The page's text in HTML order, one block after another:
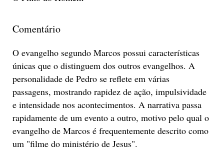
Comentário
O evangelho segundo Marcos possui características
únicas que o distinguem dos outros evangelhos. A
personalidade de Pedro se reflete em várias
passagens, mostrando rapidez de ação, impulsividade
e intensidade nos acontecimentos. A narrativa passa
rapidamente de um evento a outro, motivo pelo qual o
evangelho de Marcos é frequentemente descrito como
um "filme do ministério de Jesus".